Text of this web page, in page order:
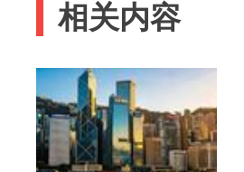
相关内容